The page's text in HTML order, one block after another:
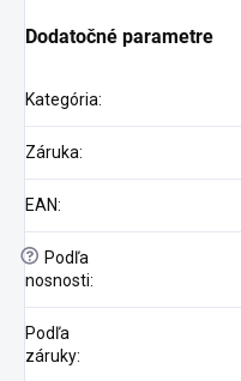
Dodatočné parametre
Kategória:
Záruka:
EAN:
?
Podľa
nosnosti:
Podľa
záruky: